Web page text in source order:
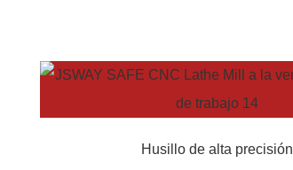
Husillo de alta precisión